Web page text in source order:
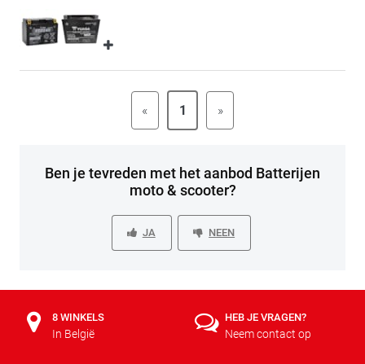
« 1 »
Ben je tevreden met het aanbod Batterijen
moto & scooter?
JA NEEN
8 WINKELS
In België
HEB JE VRAGEN?
Neem contact op